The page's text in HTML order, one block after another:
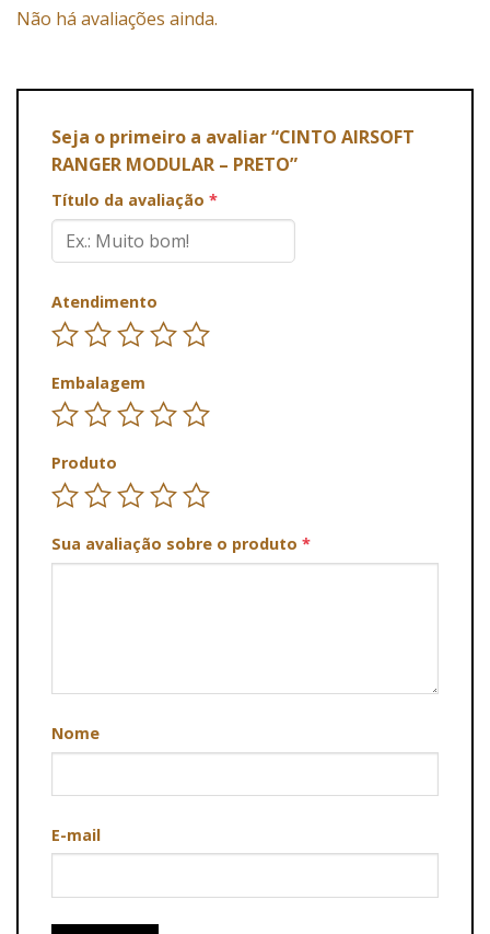
Não há avaliações ainda.
Seja o primeiro a avaliar “CINTO AIRSOFT
RANGER MODULAR – PRETO”
Título da avaliação *
Atendimento
Embalagem
Produto
Sua avaliação sobre o produto *
Nome
E-mail